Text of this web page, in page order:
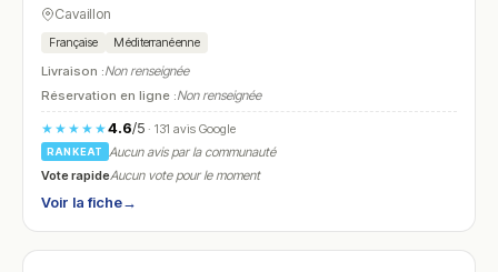
Cavaillon
Française Méditerranéenne
Livraison :Non renseignée
Réservation en ligne :Non renseignée
★★★★★4.6/5· 131 avis Google
RANKEAT
Aucun avis par la communauté
Vote rapideAucun vote pour le moment
Voir la fiche→